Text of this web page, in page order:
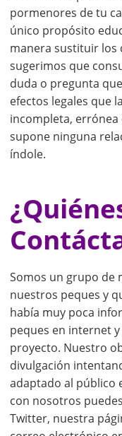
pormenores de tu
único propósito
manera sustituir los
sugerimos que
duda o pregunta
efectos legales que
incompleta, errónea
supone ninguna
índole.
Somos un grupo de
nuestros peques y
había muy poca
peques en internet
proyecto. Nuestro
divulgación
adaptado al público
con nosotros
Twitter, nuestra